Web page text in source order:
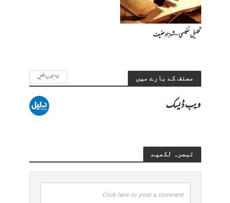
تحلیل نفیسی – شہزاد حنیف
مصنف کے بارے میں تمام تحاریر دیکھیں
ویب ڈیسک
تبصرہ لکھیے
Click here to post a comment